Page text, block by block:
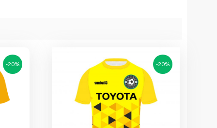
-20% -20%